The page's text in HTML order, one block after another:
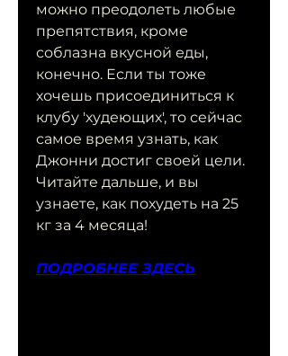
можно преодолеть любые
препятствия, кроме
соблазна вкусной еды,
конечно. Если ты тоже
хочешь присоединиться к
клубу 'худеющих', то сейчас
самое время узнать, как
Джонни достиг своей цели.
Читайте дальше, и вы
узнаете, как похудеть на 25
кг за 4 месяца!
ПОДРОБНЕЕ ЗДЕСЬ